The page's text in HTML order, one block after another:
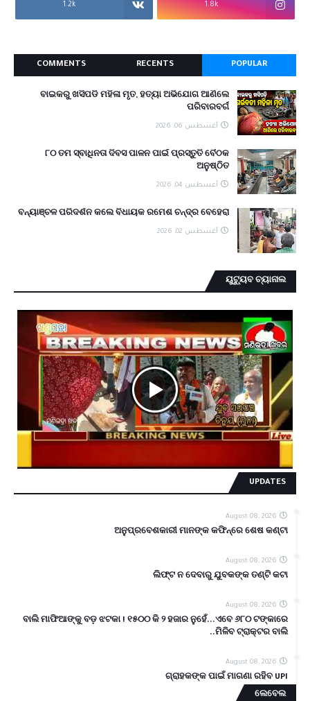
1.8k
1.2k
POPULAR
RECENTS
COMMENTS
ବାଇକରୁ ଖସିପଡି ମହିଳା ମୃତ, ହତ୍ୟା ଅଭିଯୋଗ ଆଣିଲେ
ପରିବାରବର୍ଗ
أغسطس 06, 2026
୮୦ ତମ ସ୍ବାଧିନତା ଦିବସ ପାଳନ ପାଇଁ ପ୍ରସ୍ତୁତି ବୈଠକ
ଅନୁଷ୍ଠିତ
أغسطس 04, 2026
ବନ୍ୟାଞ୍ଚଳ ପରିଦର୍ଶନ କଲେ ବିଧାୟକ ରମେଶ ଚନ୍ଦ୍ର ବେହେରା
أغسطس 02, 2026
ୟୁଟ୍ୟୁବ ଚ୍ୟାନାଲ
UPDATES
August 08, 2026
ଅନୁପ୍ରବେଶକାରୀ ମାନଙ୍କ କଫିନ୍‌ରେ ଶେଷ କଣ୍ଟା
August 08, 2026
ଲିଫ୍ଟ ନ ଦେବାରୁ ଯୁବକଙ୍କ ତଣ୍ଟି କଟା
August 08, 2026
ବାଲି ମାଫିଆଙ୍କୁ ବଡ଼ ଝଟକା ! ୧୫୦୦ କି ୨ ହଜାର ନୁହେଁ...ଏବେ ୬୮୦ ଟଙ୍କାରେ
ମିଳିବ ଟ୍ରାକ୍ଟର ବାଲି..
August 08, 2026
ଗ୍ରାହକଙ୍କ ପାଇଁ ମାଗଣା ରହିବ UPI
ଲେବେଲ